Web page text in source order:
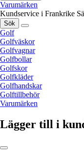
Varumärken
Kundservice i Frankrike
Sök
Golf
Golfväskor
Golfvagnar
Golfbollar
Golfskor
Golfkläder
Golfhandskar
Golftillbehör
Varumärken
Lägger till i